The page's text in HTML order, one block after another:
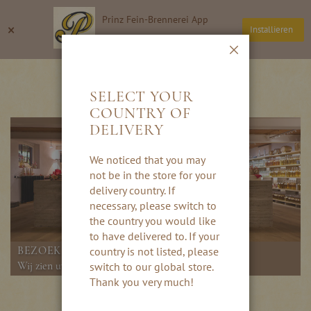
× Prinz Fein-Brennerei App
Installieren
de
Zoeken
BOERDERIJWINKEL
BEZOEK ONZE BOERDERIJWINKEL
Wij zien uw graag!
SELECT YOUR
COUNTRY OF
DELIVERY
We noticed that you may
not be in the store for your
delivery country. If
necessary, please switch to
the country you would like
to have delivered to. If your
country is not listed, please
switch to our global store.
Thank you very much!